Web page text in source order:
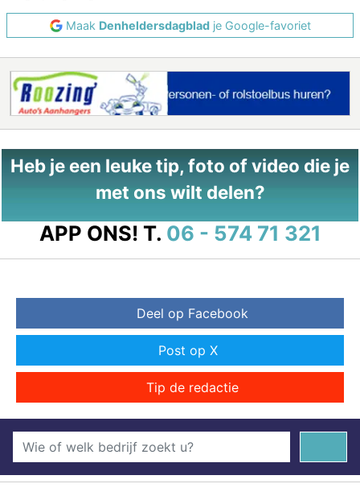
Maak Denheldersdagbladje Google-favoriet
Heb je een leuke tip, foto of video die je
met ons wilt delen?
APP ONS! T. 06 - 574 71 321
Deel op Facebook
Post op X
Tip de redactie